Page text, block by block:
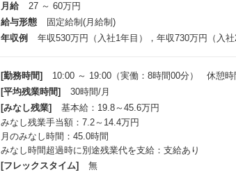
月給
27 ～ 60万円
給与形態
固定給制(月給制)
年収例
年収530万円（入社1年目），年収730万円（入
[勤務時間]
10:00 ～ 19:00（実働：8時間00分） 休憩時
[平均残業時間]
30時間/月
[みなし残業]
基本給：19.8～45.6万円
みなし残業手当額：7.2～14.4万円
月のみなし時間：45.0時間
みなし時間超過時に別途残業代を支給：支給あり
[フレックスタイム]
無